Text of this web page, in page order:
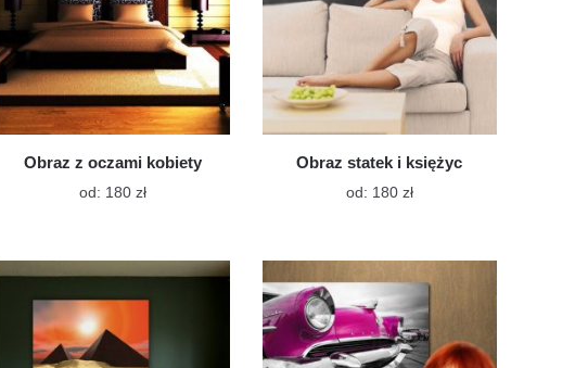
Obraz z oczami kobiety
od: 180 złTen
wiele
wybrać
Obraz statek i księżyc
od: 180 złTen
wiele
wariantów.
Opcje
można
wybrać